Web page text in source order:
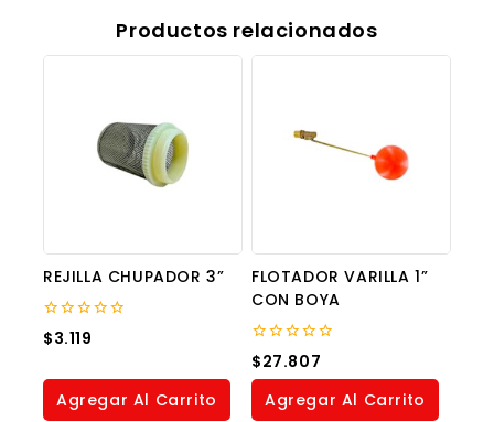
Productos relacionados
REJILLA CHUPADOR 3”
0
out
5
$3.119
Agregar Al Carrito
FLOTADOR VARILLA 1”
CON BOYA
0
out
of
$27.807
Agregar Al Carrito